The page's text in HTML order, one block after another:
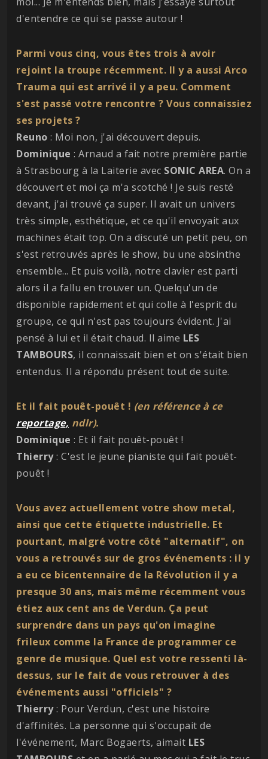
d'entendre ce qui se passe autour !
Parmi vous cinq, vous êtes trois à avoir
rejoint la troupe récemment. Il y a aussi Arco
Trauma qui est arrivé il y a peu. Comment
s'est passé votre rencontre ? Vous connaissiez
ses projets ?
Reuno : Moi non, j'ai découvert depuis.
Dominique : Arnaud a fait notre première partie
à Strasbourg à la Laiterie avec SONIC AREA. On a
découvert et moi ça m'a scotché ! Je suis resté
devant, j'ai trouvé ça super. Il avait un univers
très simple, esthétique, et ce qu'il envoyait aux
machines était top. On a discuté un petit peu, on
s'est retrouvés après le show, bu une absinthe
ensemble... Et puis voilà, notre clavier est parti
alors il a fallu en trouver un. Quelqu'un de
disponible rapidement et qui colle à l'esprit du
groupe, ce qui n'est pas toujours évident. J'ai
pensé à lui et il était chaud. Il aime LES
TAMBOURS, il connaissait bien et on s'était bien
entendus. Il a répondu présent tout de suite.
Et il fait pouêt-pouêt ! (en référence à ce
reportage, ndlr).
Dominique : Et il fait pouêt-pouêt !
Thierry: C'est le jeune pianiste qui fait pouêt-
pouêt !
Vous avez actuellement votre show metal,
ainsi que cette étiquette industrielle. Et
pourtant, malgré votre côté "alternatif", on
vous a retrouvés sur de gros événements : il y
a eu ce bicentennaire de la Révolution il y a
presque 30 ans, mais même récemment vous
étiez aux cent ans de Verdun. Ça peut
surprendre dans un pays qu'on imagine
frileux comme la France de programmer ce
genre de musique. Quel est votre ressenti là-
dessus, sur le fait de vous retrouver à des
événements aussi "officiels" ?
Thierry: Pour Verdun, c'est une histoire
d'affinités. La personne qui s'occupait de
l'événement, Marc Bogaerts, aimait LES